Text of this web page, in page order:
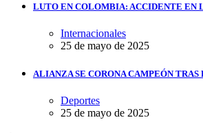
LUTO EN COLOMBIA: ACCIDENTE EN
Internacionales
25 de mayo de 2025
ALIANZA SE CORONA CAMPEÓN
Deportes
25 de mayo de 2025